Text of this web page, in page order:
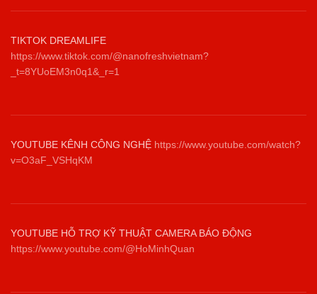
TIKTOK DREAMLIFE
https://www.tiktok.com/@nanofreshvietnam?
_t=8YUoEM3n0q1&_r=1
YOUTUBE KÊNH CÔNG NGHỆ https://www.youtube.com/watch?
v=O3aF_VSHqKM
YOUTUBE HỖ TRỢ KỸ THUẬT CAMERA BÁO ĐỘNG
https://www.youtube.com/@HoMinhQuan